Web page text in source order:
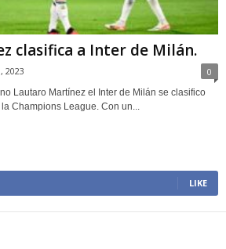
clasifica a Inter de Milán.
2023 0
Lautaro Martínez el Inter de Milán se clasifico
Champions League. Con un...
LIKE